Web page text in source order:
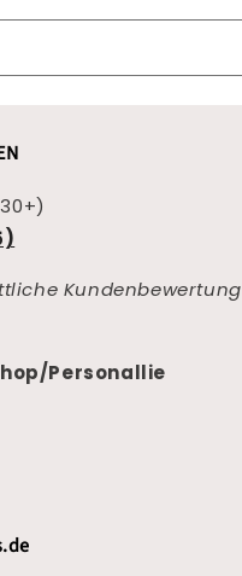
Kundenbewertung
Personallie